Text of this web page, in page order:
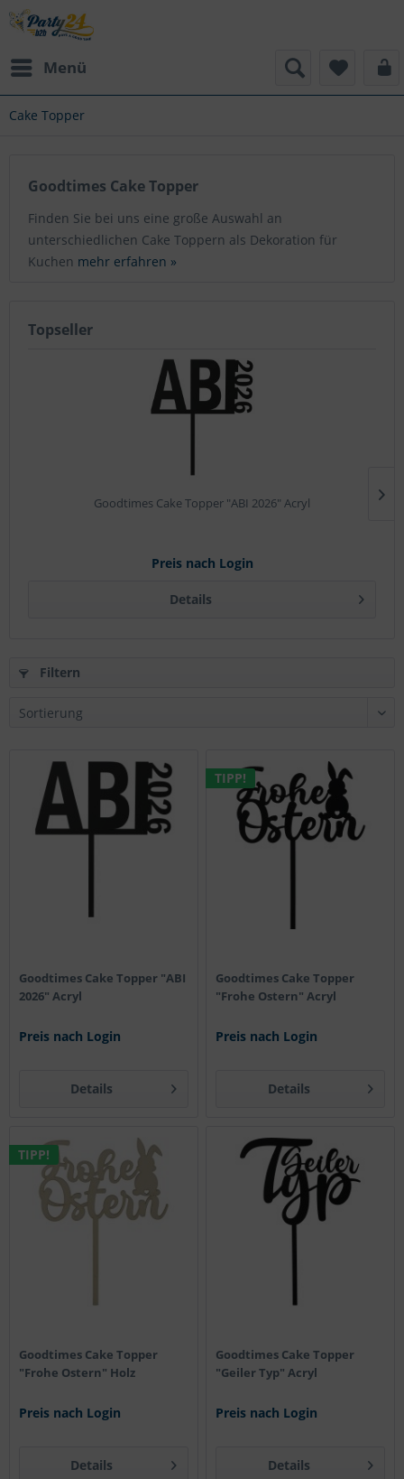
Menü
Cake Topper
Goodtimes Cake Topper
Finden Sie bei uns eine große Auswahl an
unterschiedlichen Cake Toppern als Dekoration für
Kuchen mehr erfahren »
Topseller
Goodtimes Cake Topper "ABI 2026" Acryl
Preis nach Login
Details
Filtern
Goodtimes Cake Topper "ABI
2026" Acryl
Preis nach Login
Details
TIPP!
Goodtimes Cake Topper
"Frohe Ostern" Acryl
Preis nach Login
Details
TIPP!
Goodtimes Cake Topper
"Frohe Ostern" Holz
Preis nach Login
Details
Goodtimes Cake Topper
"Geiler Typ" Acryl
Preis nach Login
Details